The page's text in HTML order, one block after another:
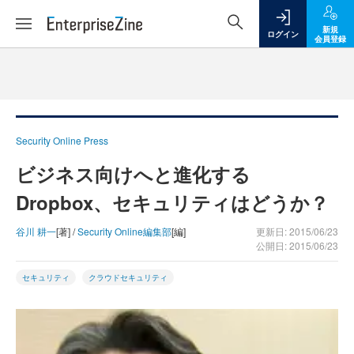
ログイン
新規
会員登録
Security Online Press
ビジネス向けへと進化する
Dropbox、セキュリティはどうか？
谷川 耕一[著] /Security Online編集部[編]
更新日: 2015/06/23
公開日: 2015/06/23
セキュリティ クラウドセキュリティ